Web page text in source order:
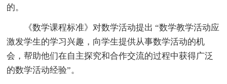
的。
《数学课程标准》对数学活动提出 “数学教学活动应
激发学生的学习兴趣，向学生提供从事数学活动的机
会，帮助他们在自主探究和合作交流的过程中获得广泛
的数学活动经验”。